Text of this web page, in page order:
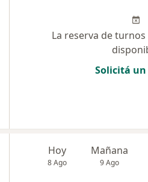
La reserva de
Solicitá
Hoy
8 Ago
Mañana
9 Ago